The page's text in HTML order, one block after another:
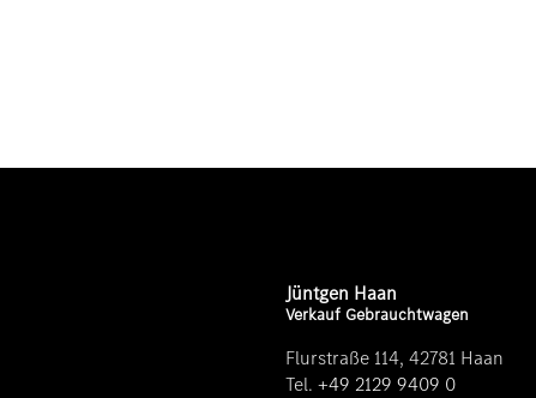
Jüntgen Haan
Verkauf Gebrauchtwagen
Flurstraße 114, 42781 Haan
Tel. +49 2129 9409 0